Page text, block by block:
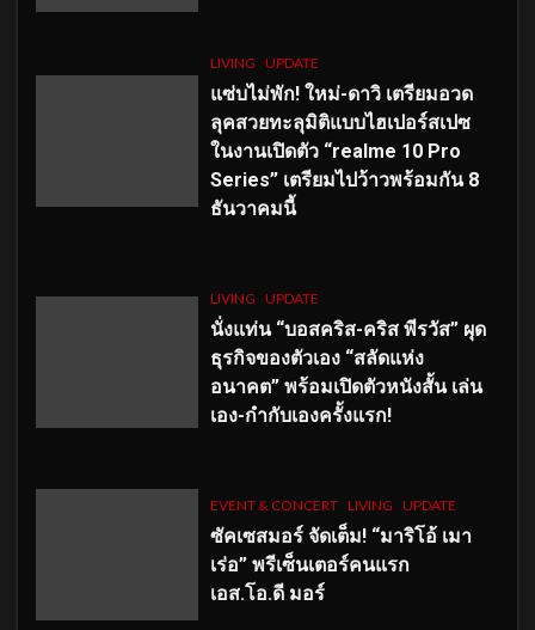
LIVING UPDATE
แซ่บไม่พัก! ใหม่-ดาวิ เตรียมอวด
ลุคสวยทะลุมิติแบบไฮเปอร์สเปซ
ในงานเปิดตัว “realme 10 Pro
Series” เตรียมไปว้าวพร้อมกัน 8
ธันวาคมนี้
LIVING UPDATE
นั่งแท่น “บอสคริส-คริส พีรวัส” ผุด
ธุรกิจของตัวเอง “สลัดแห่ง
อนาคต” พร้อมเปิดตัวหนังสั้น เล่น
เอง-กำกับเองครั้งแรก!
EVENT & CONCERT LIVING UPDATE
ซัคเซสมอร์ จัดเต็ม! “มาริโอ้ เมา
เร่อ” พรีเซ็นเตอร์คนแรก
เอส.โอ.ดี มอร์